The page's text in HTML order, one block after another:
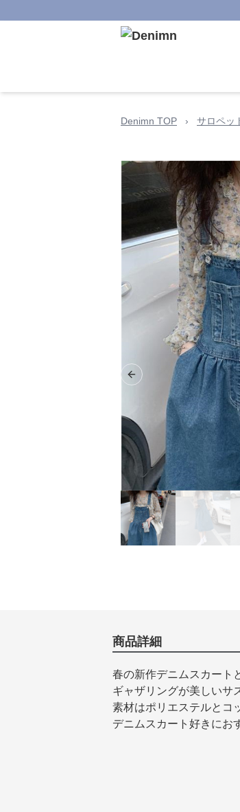
Denimn TOP › サロペッ
Previous slide
商品詳細
春の新作デニムスカート
ギャザリングが美しいサ
素材はポリエステルとコ
デニムスカート好きにお